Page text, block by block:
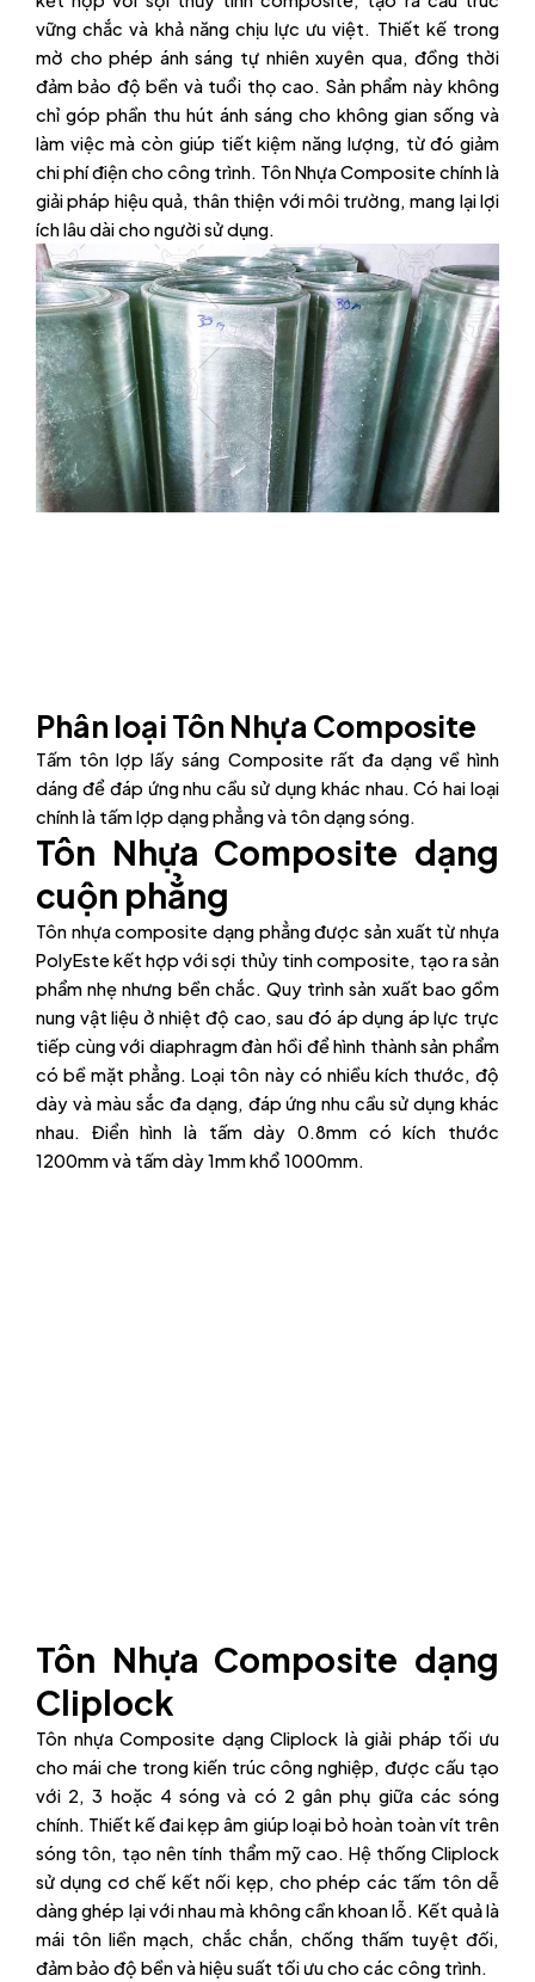
vững chắc và khả năng chịu lực ưu việt. Thiết kế trong
mờ cho phép ánh sáng tự nhiên xuyên qua, đồng thời
đảm bảo độ bền và tuổi thọ cao. Sản phẩm này không
chỉ góp phần thu hút ánh sáng cho không gian sống và
làm việc mà còn giúp tiết kiệm năng lượng, từ đó giảm
chi phí điện cho công trình. Tôn Nhựa Composite chính là
giải pháp hiệu quả, thân thiện với môi trường, mang lại lợi
ích lâu dài cho người sử dụng.
Phân loại Tôn Nhựa Composite
Tấm tôn lợp lấy sáng Composite rất đa dạng về hình
dáng để đáp ứng nhu cầu sử dụng khác nhau. Có hai loại
chính là tấm lợp dạng phẳng và tôn dạng sóng.
Tôn Nhựa Composite dạng
cuộn phẳng
Tôn nhựa composite dạng phẳng được sản xuất từ nhựa
PolyEste kết hợp với sợi thủy tinh composite, tạo ra sản
phẩm nhẹ nhưng bền chắc. Quy trình sản xuất bao gồm
nung vật liệu ở nhiệt độ cao, sau đó áp dụng áp lực trực
tiếp cùng với diaphragm đàn hồi để hình thành sản phẩm
có bề mặt phẳng. Loại tôn này có nhiều kích thước, độ
dày và màu sắc đa dạng, đáp ứng nhu cầu sử dụng khác
nhau. Điển hình là tấm dày 0.8mm có kích thước
1200mm và tấm dày 1mm khổ 1000mm.
Tôn Nhựa Composite dạng
Cliplock
Tôn nhựa Composite dạng Cliplock là giải pháp tối ưu
cho mái che trong kiến trúc công nghiệp, được cấu tạo
với 2, 3 hoặc 4 sóng và có 2 gân phụ giữa các sóng
chính. Thiết kế đai kẹp âm giúp loại bỏ hoàn toàn vít trên
sóng tôn, tạo nên tính thẩm mỹ cao. Hệ thống Cliplock
sử dụng cơ chế kết nối kẹp, cho phép các tấm tôn dễ
dàng ghép lại với nhau mà không cần khoan lỗ. Kết quả là
mái tôn liền mạch, chắc chắn, chống thấm tuyệt đối,
đảm bảo độ bền và hiệu suất tối ưu cho các công trình.